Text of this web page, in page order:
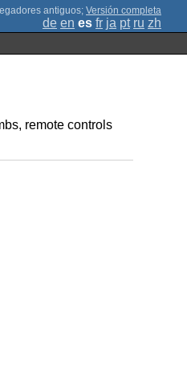
; Versión completa
de en es fr ja pt ru zh
remote controls